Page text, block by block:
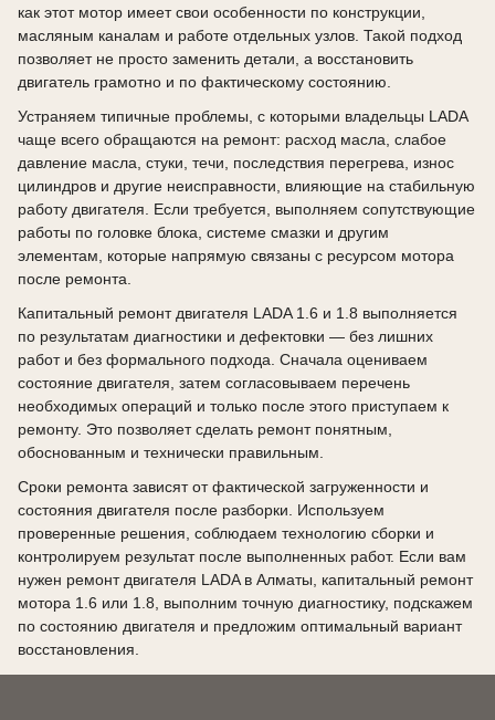
как этот мотор имеет свои особенности по конструкции,
масляным каналам и работе отдельных узлов. Такой подход
позволяет не просто заменить детали, а восстановить
двигатель грамотно и по фактическому состоянию.
Устраняем типичные проблемы, с которыми владельцы LADA
чаще всего обращаются на ремонт: расход масла, слабое
давление масла, стуки, течи, последствия перегрева, износ
цилиндров и другие неисправности, влияющие на стабильную
работу двигателя. Если требуется, выполняем сопутствующие
работы по головке блока, системе смазки и другим
элементам, которые напрямую связаны с ресурсом мотора
после ремонта.
Капитальный ремонт двигателя LADA 1.6 и 1.8 выполняется
по результатам диагностики и дефектовки — без лишних
работ и без формального подхода. Сначала оцениваем
состояние двигателя, затем согласовываем перечень
необходимых операций и только после этого приступаем к
ремонту. Это позволяет сделать ремонт понятным,
обоснованным и технически правильным.
Сроки ремонта зависят от фактической загруженности и
состояния двигателя после разборки. Используем
проверенные решения, соблюдаем технологию сборки и
контролируем результат после выполненных работ. Если вам
нужен ремонт двигателя LADA в Алматы, капитальный ремонт
мотора 1.6 или 1.8, выполним точную диагностику, подскажем
по состоянию двигателя и предложим оптимальный вариант
восстановления.